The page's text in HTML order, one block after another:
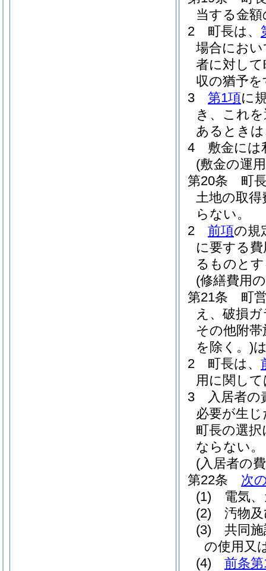
当する金
2
町長は、
場合にお
者に対し
収の猶予
3
第1項に
き、これ
あるとき
4
敷金には
(敷金の運
第20条
町
土地の取
らない。
2
前項の規
に要する
るものと
(修繕費用
第21条
町
え、破損
その他附
を除く。)
2
町長は、
用に関し
3
入居者
必要が生
町長の選
ならない。
(入居者の
第22条
次
(1)
電気
(2)
汚物
(3)
共同
の使用又
(4)
前条